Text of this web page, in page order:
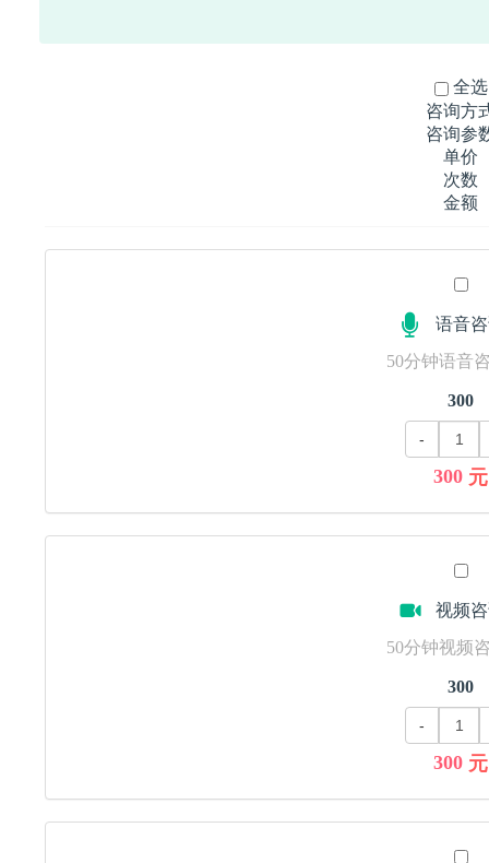
全选
咨询方
咨询参
单价
次数
金额
语音
50分钟语音
300
-
300 元
视频
50分钟视频
300
-
300 元